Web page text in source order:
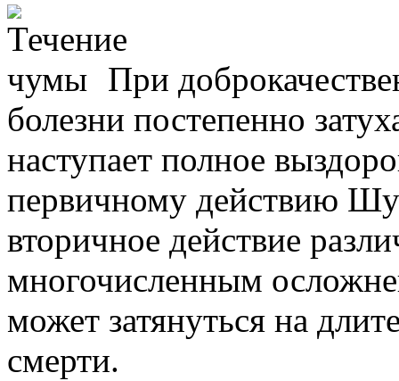
При
болезни постепенно
наступает полное
первичному действию
вторичное действие
многочисленным
может затянуться на
смерти.